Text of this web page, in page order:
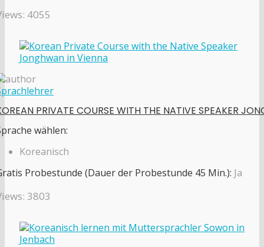
4055
PRIVATE COURSE WITH THE NATIVE SPEAKER
wählen:
Koreanisch
Probestunde (Dauer der Probestunde 45 Min.): Ja
3803